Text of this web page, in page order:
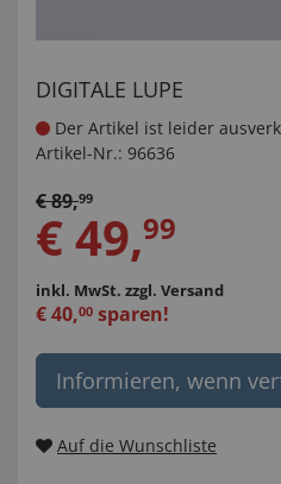
DIGITALE LUPE
Der Artikel ist leider
Artikel-Nr.: 96636
€89,99
€49,99
inkl. MwSt. zzgl. Versand
€40,00 sparen!
Informieren, wenn
Auf die Wunschliste